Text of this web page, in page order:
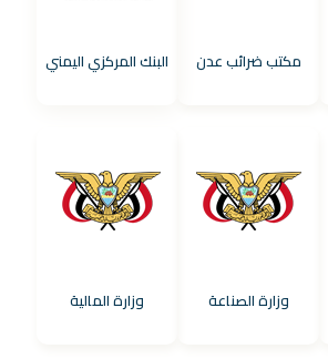
مكتب ضرائب عدن البنك المركزي اليمني
وزارة الصناعة وزارة المالية